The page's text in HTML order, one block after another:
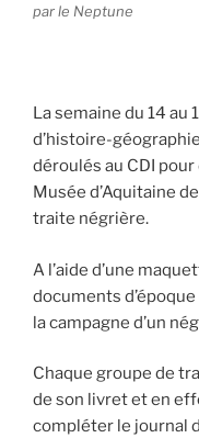
par le Neptune
La semaine du 14 au
d’histoire-
déroulés au CDI
Musée d’Aquitaine
traite négrière.
A l’aide d’une
documents
la campagne d’un
Chaque groupe de
de son livret et en
compléter le journal